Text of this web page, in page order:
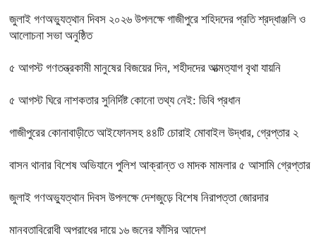
জুলাই গণঅভ্যুত্থান দিবস ২০২৬ উপলক্ষে গাজীপুরে শহিদদের প্রতি শ্রদ্ধাঞ্জলি ও
আলোচনা সভা অনুষ্ঠিত
৫ আগস্ট গণতন্ত্রকামী মানুষের বিজয়ের দিন, শহীদদের আত্মত্যাগ বৃথা যায়নি
৫ আগস্ট ঘিরে নাশকতার সুনির্দিষ্ট কোনো তথ্য নেই: ডিবি প্রধান
গাজীপুরের কোনাবাড়ীতে আইফোনসহ ৪৪টি চোরাই মোবাইল উদ্ধার, গ্রেপ্তার ২
বাসন থানার বিশেষ অভিযানে পুলিশ আক্রান্ত ও মাদক মামলার ৫ আসামি গ্রেপ্তার
জুলাই গণঅভ্যুত্থান দিবস উপলক্ষে দেশজুড়ে বিশেষ নিরাপত্তা জোরদার
মানবতাবিরোধী অপরাধের দায়ে ১৬ জনের ফাঁসির আদেশ